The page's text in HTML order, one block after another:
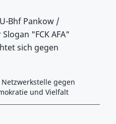
Bhf Pankow /
"FCK AFA"
sich gegen
gegen
und Vielfalt